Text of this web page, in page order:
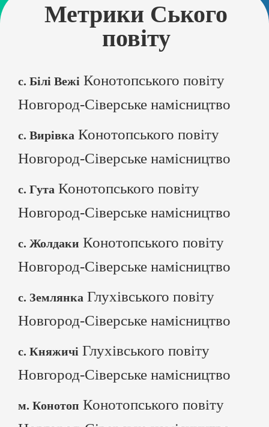
Метрики Ського
повіту
с. Білі Вежі Конотопського повіту
Новгород-Сіверське намісництво
с. Вирівка Конотопського повіту
Новгород-Сіверське намісництво
с. Гута Конотопського повіту
Новгород-Сіверське намісництво
с. Жолдаки Конотопського повіту
Новгород-Сіверське намісництво
с. Землянка Глухівського повіту
Новгород-Сіверське намісництво
с. Княжичі Глухівського повіту
Новгород-Сіверське намісництво
м. Конотоп Конотопського повіту